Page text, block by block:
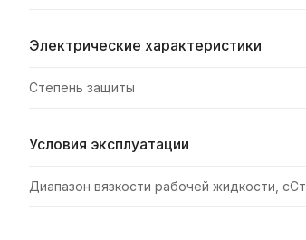
Электрические характеристики
Степень защиты
Условия эксплуатации
Диапазон вязкости рабочей жидкости, сСт